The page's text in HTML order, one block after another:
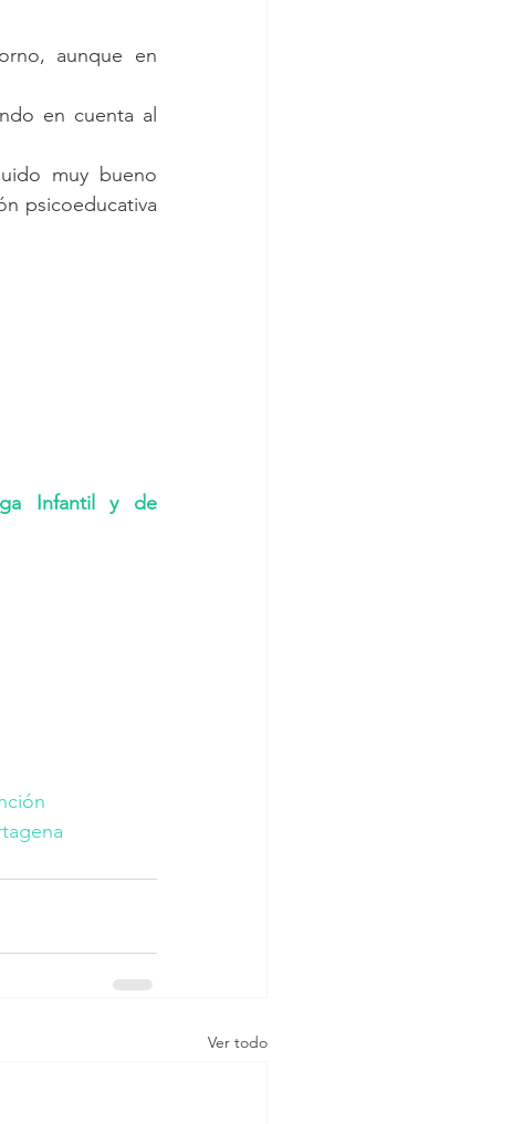
aunque en
en cuenta al
muy bueno
psicoeducativa
Infantil y de
Ver todo